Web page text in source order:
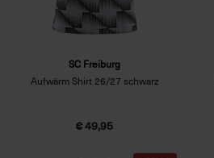
SC Freiburg
Aufwärm Shirt 26/27 schwarz
€ 49,95